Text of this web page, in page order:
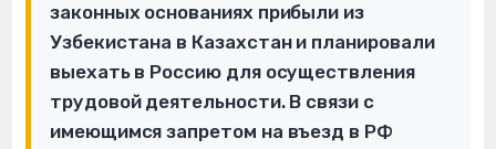
законных основаниях прибыли из
Узбекистана в Казахстан и планировали
выехать в Россию для осуществления
трудовой деятельности. В связи с
имеющимся запретом на въезд в РФ